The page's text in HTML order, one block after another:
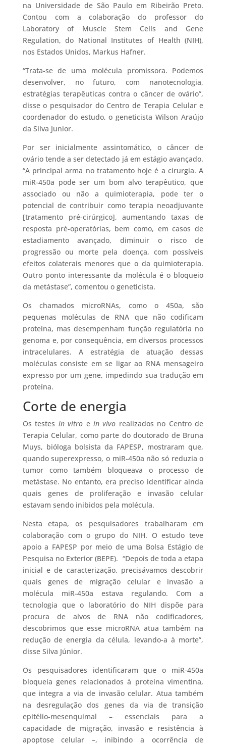
na Universidade de São Paulo em Ribeirão Preto.
Contou com a colaboração do professor do
Laboratory of Muscle Stem Cells and Gene
Regulation, do National Institutes of Health (NIH),
nos Estados Unidos, Markus Hafner.
“Trata-se de uma molécula promissora. Podemos
desenvolver, no futuro, com nanotecnologia,
estratégias terapêuticas contra o câncer de ovário”,
disse o pesquisador do Centro de Terapia Celular e
coordenador do estudo, o geneticista Wilson Araújo
da Silva Junior.
Por ser inicialmente assintomático, o câncer de
ovário tende a ser detectado já em estágio avançado.
“A principal arma no tratamento hoje é a cirurgia. A
miR-450a pode ser um bom alvo terapêutico, que
associado ou não a quimioterapia, pode ter o
potencial de contribuir como terapia neoadjuvante
[tratamento pré-cirúrgico], aumentando taxas de
resposta pré-operatórias, bem como, em casos de
estadiamento avançado, diminuir o risco de
progressão ou morte pela doença, com possíveis
efeitos colaterais menores que o da quimioterapia.
Outro ponto interessante da molécula é o bloqueio
da metástase”, comentou o geneticista.
Os chamados microRNAs, como o 450a, são
pequenas moléculas de RNA que não codificam
proteína, mas desempenham função regulatória no
genoma e, por consequência, em diversos processos
intracelulares. A estratégia de atuação dessas
moléculas consiste em se ligar ao RNA mensageiro
expresso por um gene, impedindo sua tradução em
proteína.
Corte de energia
Os testes in vitro ein vivo realizados no Centro de
Terapia Celular, como parte do doutorado de Bruna
Muys, bióloga bolsista da FAPESP, mostraram que,
quando superexpresso, o miR-450a não só reduzia o
tumor como também bloqueava o processo de
metástase. No entanto, era preciso identificar ainda
quais genes de proliferação e invasão celular
estavam sendo inibidos pela molécula.
Nesta etapa, os pesquisadores trabalharam em
colaboração com o grupo do NIH. O estudo teve
apoio a FAPESP por meio de uma Bolsa Estágio de
Pesquisa no Exterior (BEPE). “Depois de toda a etapa
inicial e de caracterização, precisávamos descobrir
quais genes de migração celular e invasão a
molécula miR-450a estava regulando. Com a
tecnologia que o laboratório do NIH dispõe para
procura de alvos de RNA não codificadores,
descobrimos que esse microRNA atua também na
redução de energia da célula, levando-a à morte”,
disse Silva Júnior.
Os pesquisadores identificaram que o miR-450a
bloqueia genes relacionados à proteína vimentina,
que integra a via de invasão celular. Atua também
na desregulação dos genes da via de transição
epitélio-mesenquimal – essenciais para a
capacidade de migração, invasão e resistência à
apoptose celular –, inibindo a ocorrência de